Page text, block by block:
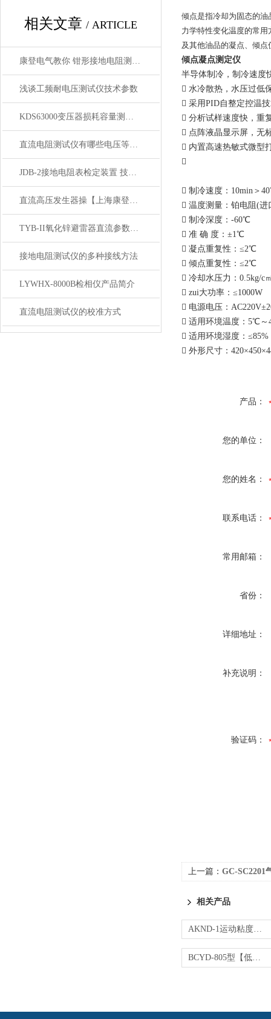
相关文章 / ARTICLE
康登电气教你 钳形接地电阻测试仪现场应用
浅谈工频耐电压测试仪技术参数
KDS63000变压器损耗容量测试仪 功能特点
直流电阻测试仪有哪些电压等级?如何选择型号
JDB-2接地电阻表检定装置 技术参数
直流高压发生器操【上海康登电气】
TYB-II氧化锌避雷器直流参数测试仪适性能特点
接地电阻测试仪的多种接线方法
LYWHX-8000B检相仪产品简介
直流电阻测试仪的校准方式
倾点是指冷却为固态的
力学特性变化温度的常用
及其他油品的凝点、倾
倾点凝点测定仪
半导体制冷，制冷速度
 水冷散热，水压过低
 采用PID自整定控温
 分析试样速度快，重
 点阵液晶显示屏，无
 内置高速热敏式微型

 制冷速度：10min＞
 温度测量：铂电阻(进
 制冷深度：-60℃
 准 确 度：±1℃
 凝点重复性：≤2℃
 倾点重复性：≤2℃
 冷却水压力：0.5kg/c
 zui大功率：≤1000W
 电源电压：
 适用环境温度：5℃
 适用环境湿度：≤85%
 外形尺寸：
产品：
您的单位：
您的姓名：
联系电话：
常用邮箱：
省份：
详细地址：
补充说明：
验证码：
上一篇： GC-SC2201
相关产品
AKND-1运动粘度测试仪
BCYD-805型【低温】运动粘度测定仪